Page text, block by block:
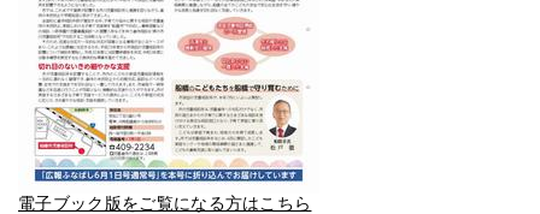
電子ブック版をご覧になる方はこちら